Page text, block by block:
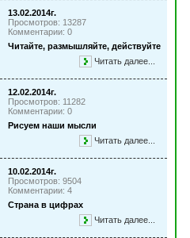
13.02.2014г.
Просмотров: 13287
Комментарии: 0
Читайте, размышляйте, действуйте
Читать далее...
12.02.2014г.
Просмотров: 11282
Комментарии: 0
Рисуем наши мысли
Читать далее...
10.02.2014г.
Просмотров: 9504
Комментарии: 4
Страна в цифрах
Читать далее...